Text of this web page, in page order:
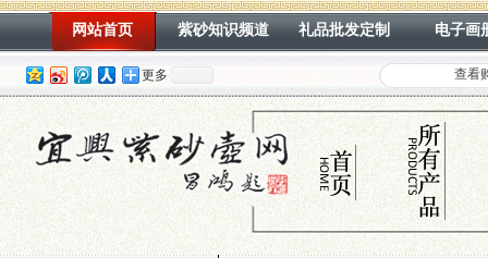
网站首页 紫砂知识频道 礼品批发定制 电子画
更多 查看